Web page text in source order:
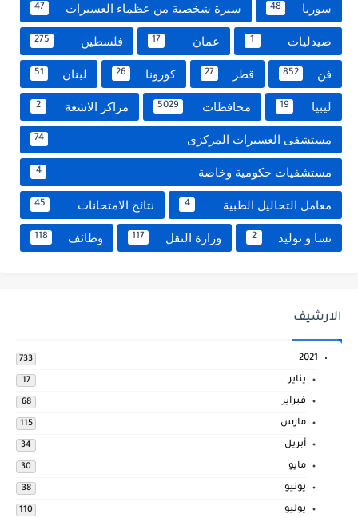
سوريا 48 سيرة شخصية من عظماء العسيرات 47
صيدليات 1 عمان 17 فلسطين 275
فن 852 قطر 27 كورونا 26 لبنان 51
ليبيا 19 محافظات 5029 مراكز الاشعة 2
مستشفى العسيرات المركزى 74
مستشفيات حكومية وخاصة 4
معامل التحاليل الطبية 4 نتائج الامتحانات 45
نسا و توليد 2 وزارة النقل 117 وظائف 118
الارشيف
2021
733
يناير 17
فبراير 68
مارس 115
أبريل 34
مايو 30
يونيو 38
يوليو 110